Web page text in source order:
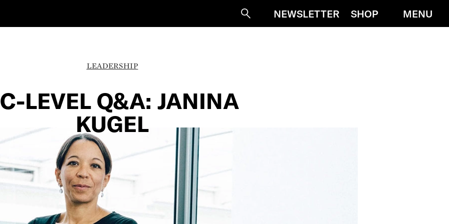
SucheNEWSLETTER SHOP MENU
LEADERSHIP
LEVEL Q&A: JANINA
KUGEL